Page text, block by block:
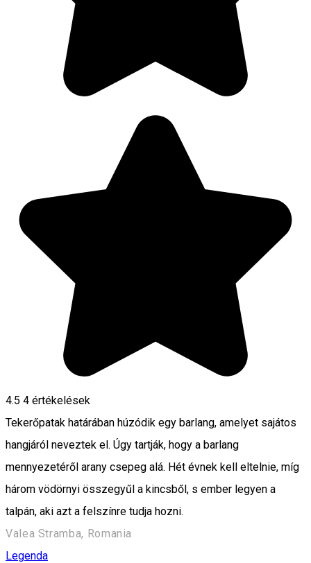
4.5 4 értékelések
Tekerőpatak határában húzódik egy barlang, amelyet sajátos
hangjáról neveztek el. Úgy tartják, hogy a barlang
mennyezetéről arany csepeg alá. Hét évnek kell eltelnie, míg
három vödörnyi összegyűl a kincsből, s ember legyen a
talpán, aki azt a felszínre tudja hozni.
Valea Stramba, Romania
Legenda